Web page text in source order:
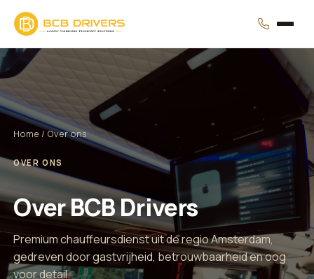
Home / Over ons
OVER ONS
Over BCB Drivers
Premium chauffeursdienst uit de regio Amsterdam,
gedreven door gastvrijheid, betrouwbaarheid en oog
voor detail.